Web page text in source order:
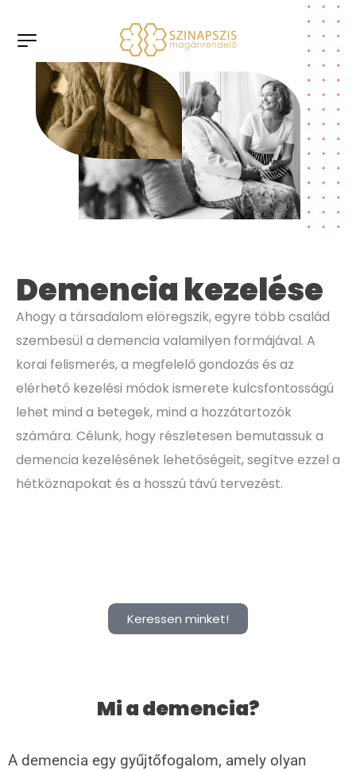
Demencia kezelése
Ahogy a társadalom elöregszik, egyre több család
szembesül a demencia valamilyen formájával. A
korai felismerés, a megfelelő gondozás és az
elérhető kezelési módok ismerete kulcsfontosságú
lehet mind a betegek, mind a hozzátartozók
számára. Célunk, hogy részletesen bemutassuk a
demencia kezelésének lehetőségeit, segítve ezzel a
hétköznapokat és a hosszú távú tervezést.
Keressen minket!
Mi a demencia?
A demencia egy gyűjtőfogalom, amely olyan